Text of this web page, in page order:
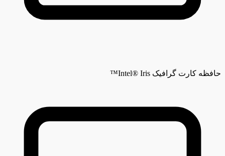
حافظه کارت گرافیک Intel® Iris™